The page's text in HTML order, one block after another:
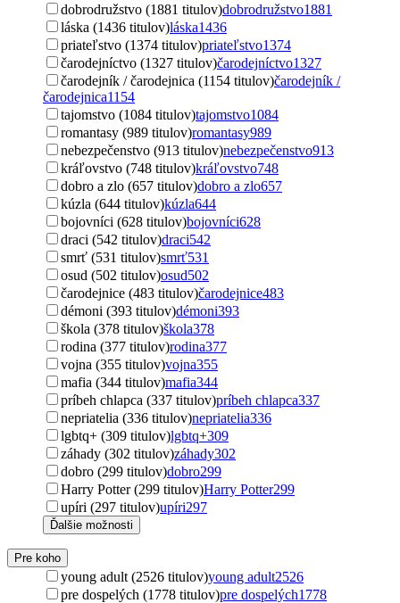
dobrodružstvo (1881 titulov)dobrodružstvo1881
láska (1436 titulov)láska1436
priateľstvo (1374 titulov)priateľstvo1374
čarodejníctvo (1327 titulov)čarodejníctvo1327
čarodejník / čarodejnica (1154 titulov)čarodejník /
čarodejnica1154
tajomstvo (1084 titulov)tajomstvo1084
romantasy (989 titulov)romantasy989
nebezpečenstvo (913 titulov)nebezpečenstvo913
kráľovstvo (748 titulov)kráľovstvo748
dobro a zlo (657 titulov)dobro a zlo657
kúzla (644 titulov)kúzla644
bojovníci (628 titulov)bojovníci628
draci (542 titulov)draci542
smrť (531 titulov)smrť531
osud (502 titulov)osud502
čarodejnice (483 titulov)čarodejnice483
démoni (393 titulov)démoni393
škola (378 titulov)škola378
rodina (377 titulov)rodina377
vojna (355 titulov)vojna355
mafia (344 titulov)mafia344
príbeh chlapca (337 titulov)príbeh chlapca337
nepriatelia (336 titulov)nepriatelia336
lgbtq+ (309 titulov)lgbtq+309
záhady (302 titulov)záhady302
dobro (299 titulov)dobro299
Harry Potter (299 titulov)Harry Potter299
upíri (297 titulov)upíri297
Ďalšie možnosti
Pre koho
young adult (2526 titulov)young adult2526
pre dospelých (1778 titulov)pre dospelých1778